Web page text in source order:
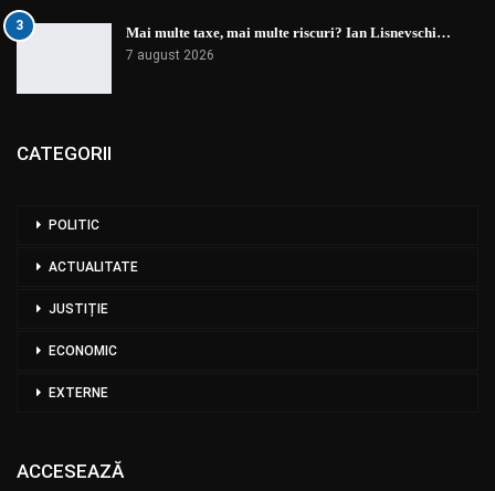
3 Mai multe taxe, mai multe riscuri? Ian Lisnevschi…
7 august 2026
CATEGORII
POLITIC
ACTUALITATE
JUSTIȚIE
ECONOMIC
EXTERNE
ACCESEAZĂ